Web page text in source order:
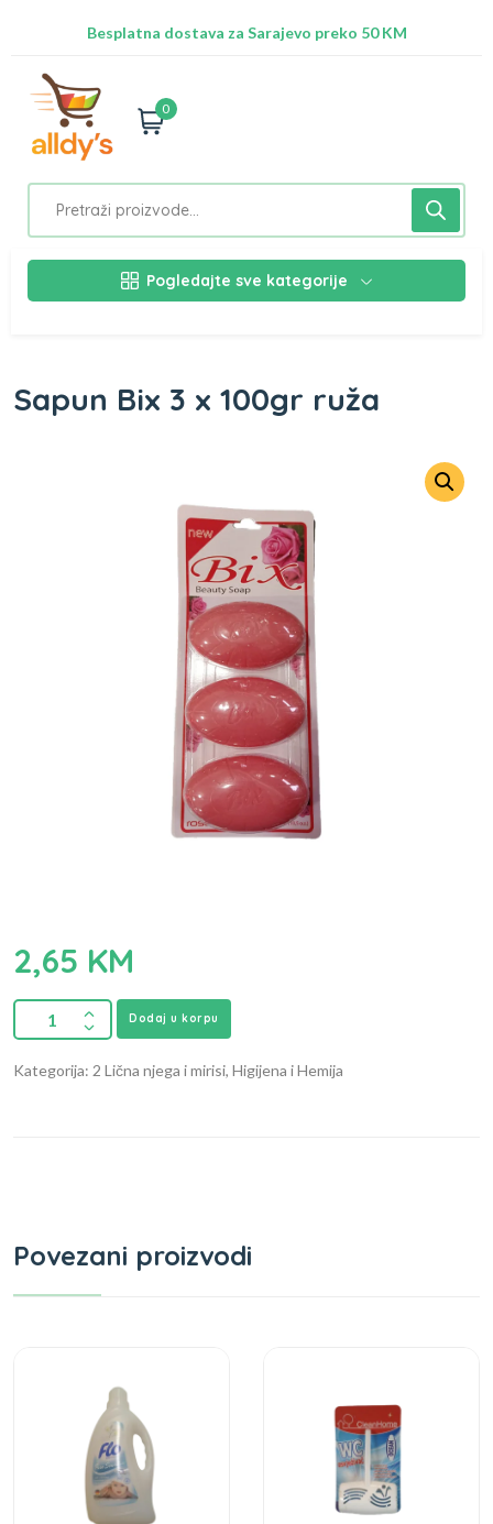
Besplatna dostava za Sarajevo preko 50 KM
0
Pogledajte sve kategorije
Sapun Bix 3 x 100gr ruža
2,65 KM
Dodaj u korpu
Kategorija: 2 Lična njega i mirisi, Higijena i Hemija
Povezani proizvodi